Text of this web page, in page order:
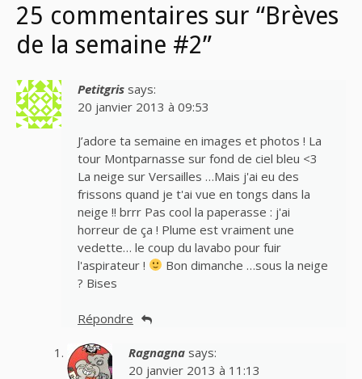
25 commentaires sur “Brèves
de la semaine #2”
Petitgris says:
20 janvier 2013 à 09:53
J’adore ta semaine en images et photos ! La
tour Montparnasse sur fond de ciel bleu <3
La neige sur Versailles …Mais j'ai eu des
frissons quand je t'ai vue en tongs dans la
neige !! brrr Pas cool la paperasse : j'ai
horreur de ça ! Plume est vraiment une
vedette… le coup du lavabo pour fuir
l'aspirateur !
Bon dimanche …sous la neige
? Bises
Répondre
Ragnagna says:
20 janvier 2013 à 11:13